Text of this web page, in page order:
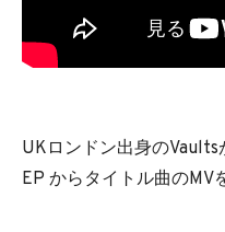
UKロンドン出身のVaults
EP からタイトル曲のMV